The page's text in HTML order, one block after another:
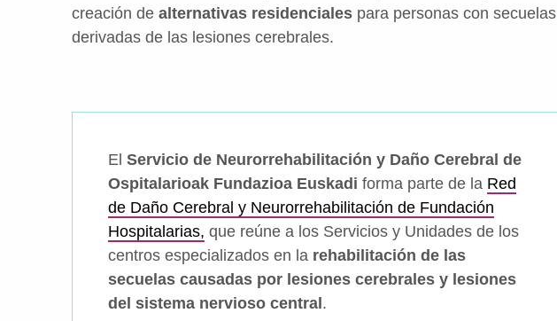
creación de alternativas residencialespara personas con secuelas
derivadas de las lesiones cerebrales.
El Servicio de Neurorrehabilitación y Daño Cerebral de
Ospitalarioak Fundazioa Euskadi forma parte de la Red
de Daño Cerebral y Neurorrehabilitación de Fundación
Hospitalarias, que reúne a los Servicios y Unidades de los
centros especializados en la rehabilitación de las
secuelas causadas por lesiones cerebrales y lesiones
del sistema nervioso central .